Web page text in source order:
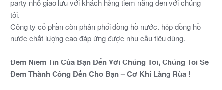
party nhỏ giao lưu với khách hàng tiềm năng đến với chúng
tôi.
Công ty cổ phần còn phân phối đồng hồ nước, hộp đồng hồ
nước chất lượng cao đáp ứng được nhu cầu tiêu dùng.
Đem Niềm Tin Của Bạn Đến Với Chúng Tôi, Chúng Tôi Sẽ
Đem Thành Công Đến Cho Bạn – Cơ Khí Làng Rùa !